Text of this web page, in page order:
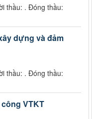
thầu: . Đóng thầu:
dựng và đảm
thầu: . Đóng thầu:
VTKT